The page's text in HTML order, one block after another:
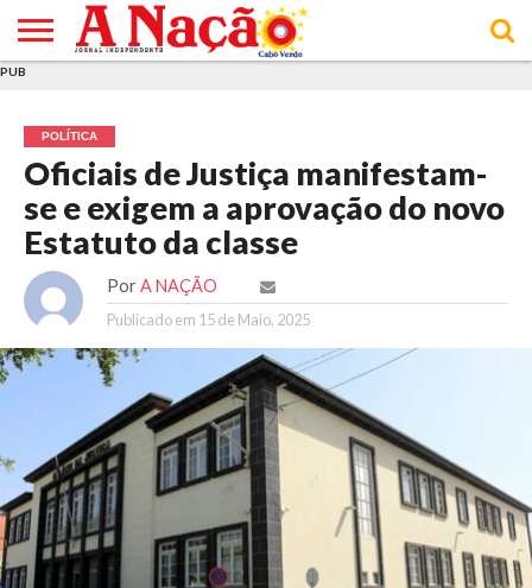
E DE
COOKIES
DE
UTILIZAÇÃO
PUB
POLÍTICA
Oficiais de Justiça manifestam-
se e exigem a aprovação do novo
Estatuto da classe
Por A NAÇÃO
Publicado em 15 de Maio, 2025